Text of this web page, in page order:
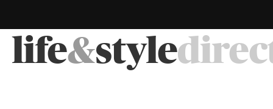
life&style